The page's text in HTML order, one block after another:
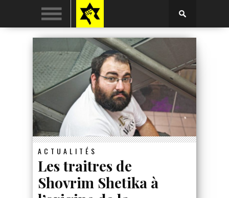
ACTUALITÉS
Les traitres de
Shovrim Shetika à